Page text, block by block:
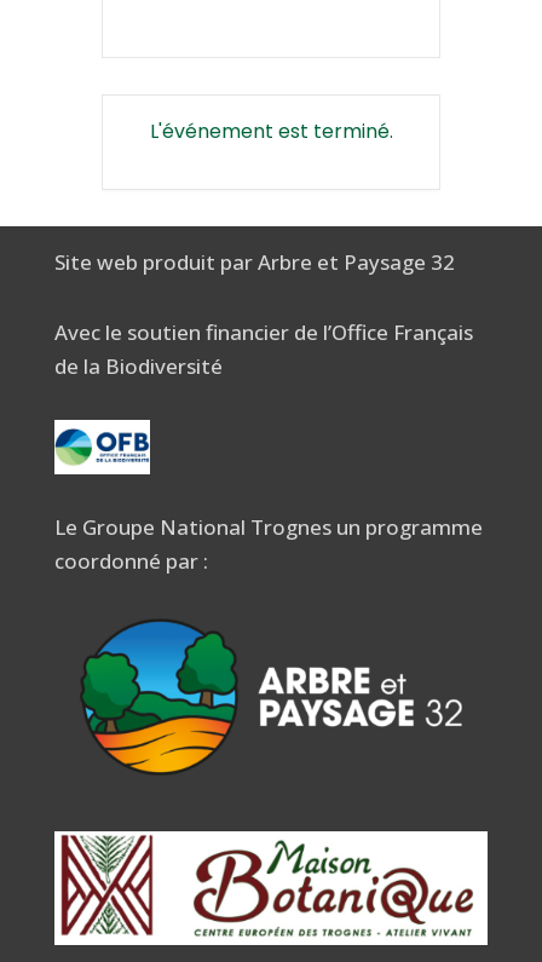
L'événement est terminé.
Site web produit par Arbre et Paysage 32
Avec le soutien financier de l’Office Français
de la Biodiversité
Le Groupe National Trognes un programme
coordonné par :